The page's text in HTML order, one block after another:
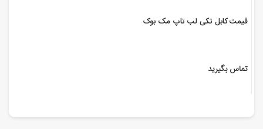
قیمت کابل تکی لب تاپ مک بوک
تماس بگیرید